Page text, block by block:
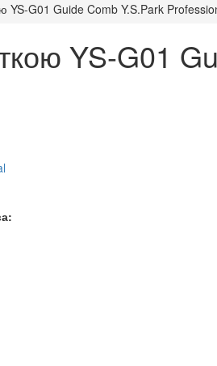
YS-G01 Guide Comb Y.S.Park
YS-G01